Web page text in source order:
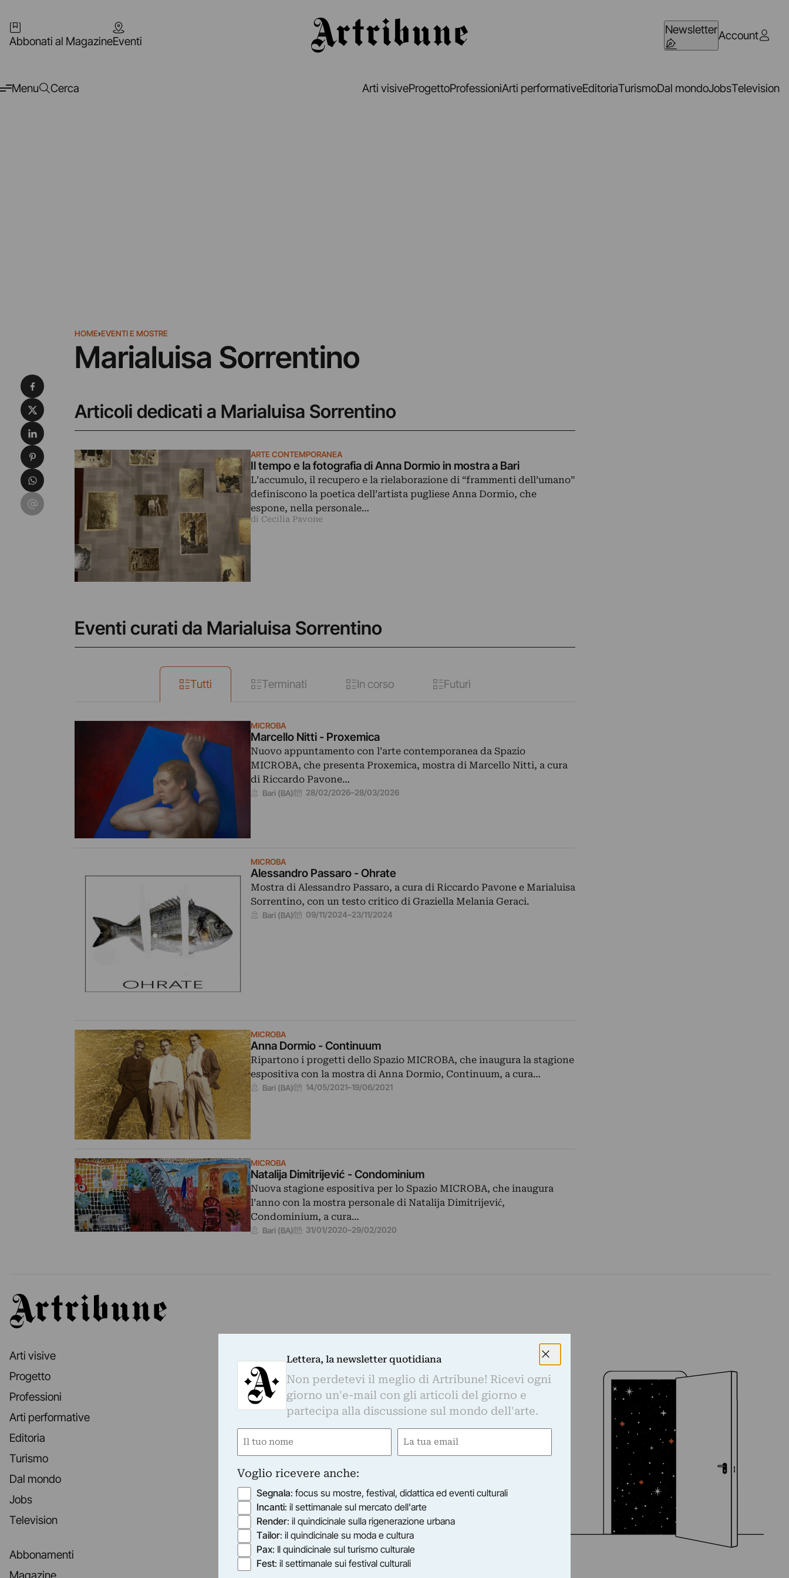
Abbonati al MagazineEventi
NewsletterAccount
Menu Cerca Arti visiveProgettoProfessioniArti performativeEditoriaTurismoDal mondoJobsTelevision
HOME›EVENTI E MOSTRE
Marialuisa Sorrentino
Articoli dedicati a Marialuisa Sorrentino
ARTE CONTEMPORANEA
Il tempo e la fotografia di Anna Dormio in mostra a Bari
L’accumulo, il recupero e la rielaborazione di “frammenti dell’umano”
definiscono la poetica dell’artista pugliese Anna Dormio, che
espone, nella personale…
di Cecilia Pavone
Eventi curati da Marialuisa Sorrentino
Tutti Terminati In corso Futuri
MICROBA
Marcello Nitti - Proxemica
Nuovo appuntamento con l’arte contemporanea da Spazio
MICROBA, che presenta Proxemica, mostra di Marcello Nitti, a cura
di Riccardo Pavone…
Bari (BA) 28/02/2026–28/03/2026
MICROBA
Alessandro Passaro - Ohrate
Mostra di Alessandro Passaro, a cura di Riccardo Pavone e Marialuisa
Sorrentino, con un testo critico di Graziella Melania Geraci.
Bari (BA) 09/11/2024–23/11/2024
MICROBA
Anna Dormio - Continuum
Ripartono i progetti dello Spazio MICROBA, che inaugura la stagione
espositiva con la mostra di Anna Dormio, Continuum, a cura…
Bari (BA) 14/05/2021–19/06/2021
MICROBA
Natalija Dimitrijević - Condominium
Nuova stagione espositiva per lo Spazio MICROBA, che inaugura
l’anno con la mostra personale di Natalija Dimitrijević,
Condominium, a cura…
Bari (BA) 31/01/2020–29/02/2020
Condividi su Facebook
Condividi su X
Condividi su LinkedIn
Condividi su Pinterest
Condividi su WhatsApp
Condividi su Email
Artribune
Arti visive
Progetto
Professioni
Arti performative
Editoria
Turismo
Dal mondo
Jobs
Television
Abbonamenti
Lettera, la newsletter quotidiana
Non perdetevi il meglio di Artribune! Ricevi ogni
giorno un'e-mail con gli articoli del giorno e
partecipa alla discussione sul mondo dell'arte.
Nome
Email
Voglio ricevere anche:
Segnala: focus su mostre, festival, didattica ed eventi culturali
Incanti: il settimanale sul mercato dell'arte
Render: il quindicinale sulla rigenerazione urbana
Tailor: il quindicinale su moda e cultura
Pax: Il quindicinale sul turismo culturale
Fest: il settimanale sui festival culturali